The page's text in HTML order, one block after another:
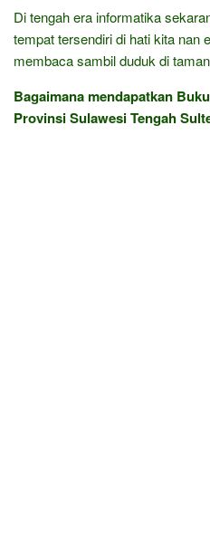
Di tengah era informatika
tempat tersendiri di hati kita nan
membaca sambil duduk di
Bagaimana mendapatkan
Provinsi Sulawesi Tengah